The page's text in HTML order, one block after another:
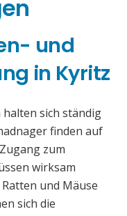
und
in Kyritz
halten sich ständig
finden auf
zum
wirksam
und Mäuse
sich die